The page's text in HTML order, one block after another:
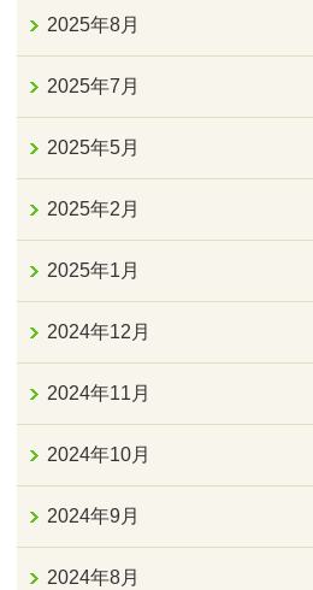
2025年8月
2025年7月
2025年5月
2025年2月
2025年1月
2024年12月
2024年11月
2024年10月
2024年9月
2024年8月